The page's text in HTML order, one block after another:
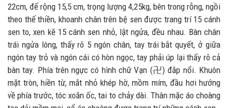
22cm, đế rộng 15,5 cm, trọng lượng 4,25kg, bên trong rỗng, ngồi
theo thế thiền, khoanh chân trên bệ sen được trang trí 15 cánh
sen to, xen kẽ 15 cánh sen nhỏ, lật ngửa, đều nhau. Bàn chân
trái ngửa lòng, thấy rõ 5 ngón chân, tay trái bắt quyết, ở giữa
ngón tay trỏ và ngón cái có hòn ngọc, tay phải úp lại thấy rõ cả
bàn tay. Phía trên ngực có hình chữ Vạn (卍) đắp nổi. Khuôn
mặt tròn, hiền từ, mắt nhỏ khép hờ, mồm mím, đầu hơi hướng
về phía trước, tóc xoăn ốc, tai to chảy dài. Thân mặc áo choàng